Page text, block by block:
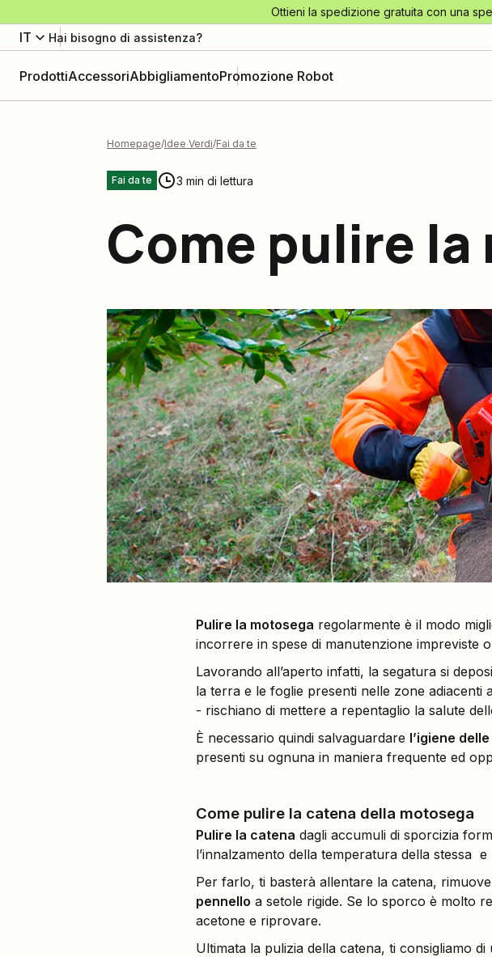
Ottieni la spedizione gratuita con una
IT Hai bisogno di assistenza?
ProdottiAccessoriAbbigliamentoPromozione Robot
Homepage Idee Verdi Fai da te
Fai da te 3 min di lettura
Come pulire
Pulire la motosega regolarmente è il modo
incorrere in spese di manutenzione impreviste
Lavorando all’aperto infatti, la segatura si
la terra e le foglie presenti nelle zone
- rischiano di mettere a repentaglio la salute
È necessario quindi salvaguardare l’igiene
presenti su ognuna in maniera frequente ed
Come pulire la catena della motosega
Pulire la catena dagli accumuli di sporcizia
l’innalzamento della temperatura della stessa
Per farlo, ti basterà allentare la catena,
pennello a setole rigide. Se lo sporco è molto
acetone e riprovare.
Ultimata la pulizia della catena, ti consigliamo